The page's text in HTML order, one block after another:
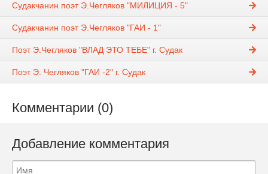
Судакчанин поэт Э.Чегляков "МИЛИЦИЯ - 5"
Судакчанин поэт Э.Чегляков "ГАИ - 1"
Поэт Э.Чегляков "ВЛАД ЭТО ТЕБЕ" г. Судак
Поэт Э. Чегляков "ГАИ -2" г. Судак
Комментарии (0)
Добавление комментария